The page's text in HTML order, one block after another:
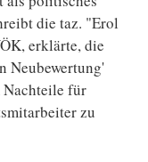
die taz. "Erol
erklärte, die
Neubewertung'
Nachteile für
zu